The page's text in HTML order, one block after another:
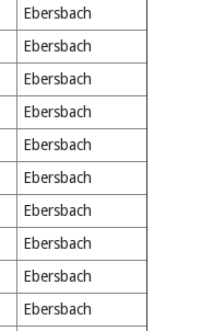
Ebersbach
Ebersbach
Ebersbach
Ebersbach
Ebersbach
Ebersbach
Ebersbach
Ebersbach
Ebersbach
Ebersbach